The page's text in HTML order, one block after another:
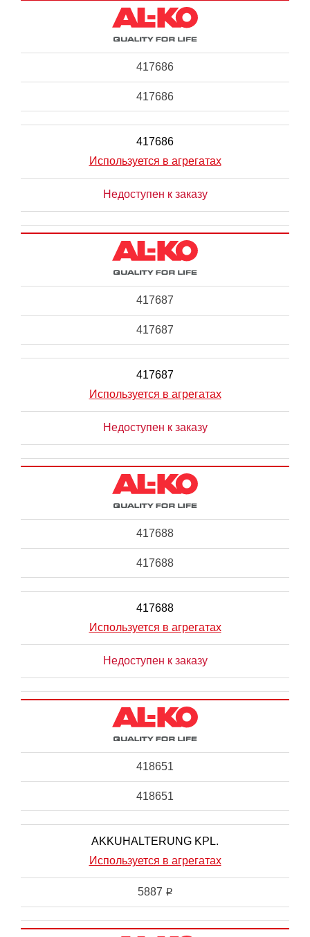
417686
417686
417686
Используется в агрегатах
Недоступен к заказу
417687
417687
417687
Используется в агрегатах
Недоступен к заказу
417688
417688
417688
Используется в агрегатах
Недоступен к заказу
418651
418651
AKKUHALTERUNG KPL.
Используется в агрегатах
5887 i